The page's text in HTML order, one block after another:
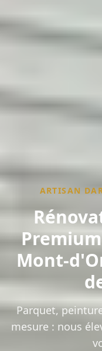
ARTISAN
Mont-
Parquet,
mesure : nous